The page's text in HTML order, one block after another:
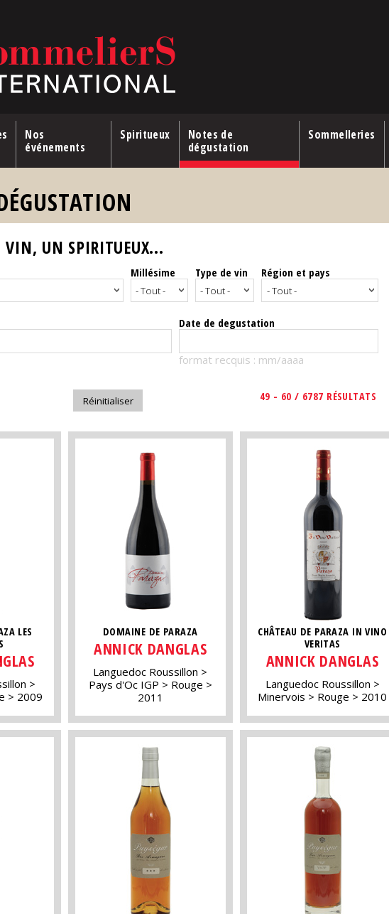
Nos
événements
Spiritueux
Notes de
dégustation
Sommelleries
VIN, UN SPIRITUEUX...
Millésime Type de vin Région et pays
Date de degustation
format recquis : mm/aaaa
49 - 60 / 6787 RÉSULTATS
LES
2009
DOMAINE DE PARAZA
ANNICK DANGLAS
Languedoc Roussillon
Pays d'Oc IGP
Rouge
2011
CHÂTEAU DE PARAZA IN VINO
VERITAS
ANNICK DANGLAS
Languedoc Roussillon
Minervois
Rouge 2010